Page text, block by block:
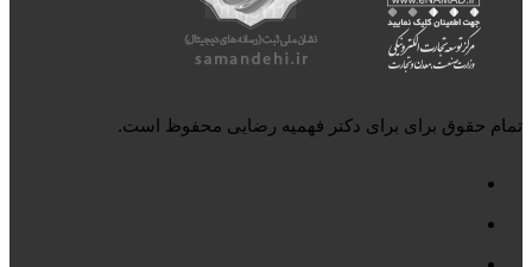
تمام حقوق برای برای دکتر فهمیه رضایی محفوظ است.